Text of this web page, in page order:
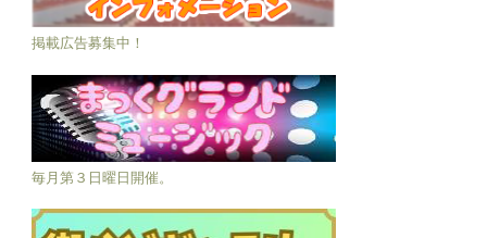
掲載広告募集中！
毎月第３日曜日開催。